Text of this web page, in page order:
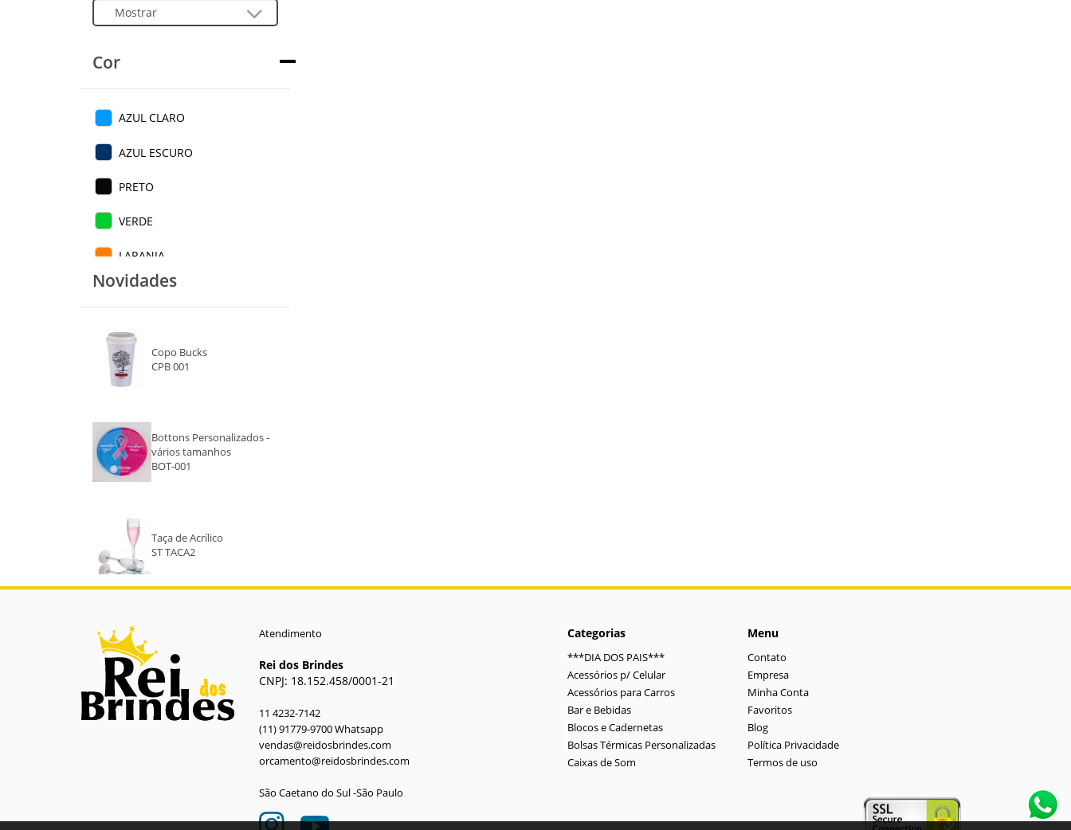
Cor
AZUL CLARO
AZUL ESCURO
PRETO
VERDE
LARANJA
AZUL
VERMELHO
MARROM
VINHO
Novidades
Copo Bucks
CPB 001
Bottons Personalizados -
vários tamanhos
BOT-001
Taça de Acrílico
ST TACA2
Atendimento
Rei dos Brindes
CNPJ: 18.152.458/0001-21
11 4232-7142
(11) 91779-9700 Whatsapp
vendas@reidosbrindes.com
orcamento@reidosbrindes.com
São Caetano do Sul -São Paulo
Categorias
***DIA DOS PAIS***
Acessórios p/ Celular
Acessórios para Carros
Bar e Bebidas
Blocos e Cadernetas
Bolsas Térmicas Personalizadas
Caixas de Som
Menu
Contato
Empresa
Minha Conta
Favoritos
Blog
Política Privacidade
Termos de uso